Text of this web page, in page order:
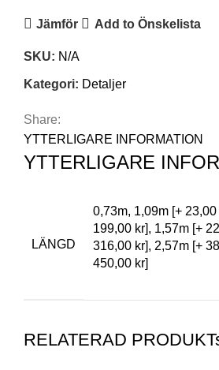
Jämför Add to Önskelista
SKU: N/A
Kategori: Detaljer
Share:
YTTERLIGARE INFORMATION
YTTERLIGARE
LÄNGD
0,73m, 1,09m [+
199,00 kr], 1,57m [+
316,00 kr], 2,57m [+
450,00 kr]
RELATERAD